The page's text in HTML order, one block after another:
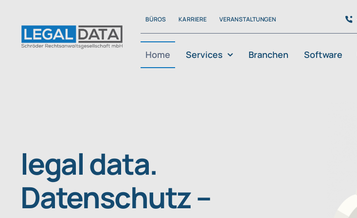
content
BÜROS KARRIERE VERANSTALTUNGEN
Home Services Branchen Software
legal data.
Datenschutz –